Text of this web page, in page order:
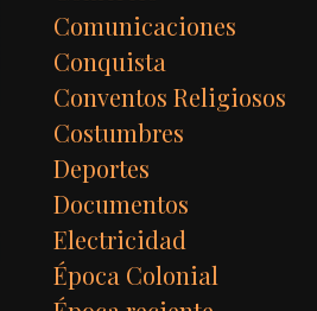
Comunicaciones
Conquista
Conventos Religiosos
Costumbres
Deportes
Documentos
Electricidad
Época Colonial